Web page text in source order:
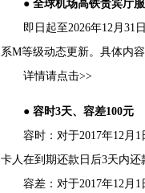
● 全球机场高铁贵宾厅
即日起至2026年12月31日
系M等级动态更新。具体内
详情请点击>>
● 容时3天、容差100元
容时：对于2017年12月1
卡人在到期还款日后3天内
容差：对于2017年12月1